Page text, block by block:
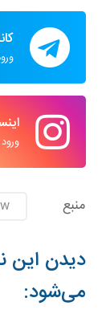
منبع
دیدن این
می‌شود: